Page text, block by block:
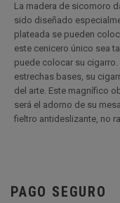
La madera de sicomoro
sido diseñado
plateada se pueden
este cenicero único sea
puede colocar su
estrechas bases, su
del arte. Este magnífico
será el adorno de su
fieltro antideslizante, no
PAGO SEGURO